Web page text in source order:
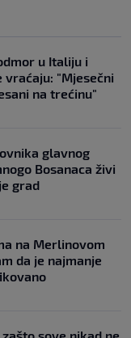
u Italiju i
vraćaju: "Mjesečni
na trećinu"
glavnog
Bosanaca živi
grad
na Merlinovom
da je najmanje